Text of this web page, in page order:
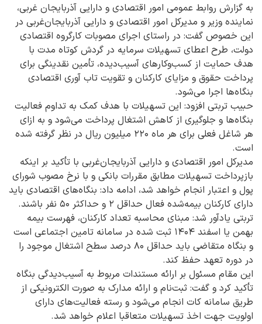
به گزارش روابط عمومی امور اقتصادی و دارایی آذربایجان غربی،
نماینده وزیر و مدیرکل امور اقتصادی و دارایی آذربایجان‌غربی در
این خصوص گفت: در راستای اجرای مصوبات کارگروه اقتصادی
دولت، طرح اعطای تسهیلات سرمایه در گردش کوتاه ‌مدت با
هدف حمایت از کسب‌وکارهای آسیب‌دیده، تأمین نقدینگی برای
پرداخت حقوق و مزایای کارکنان و تقویت تاب‌ آوری اقتصادی
بنگاه‌ها اجرا می‌شود.
حبیب تربتی افزود: این تسهیلات با هدف کمک به تداوم فعالیت
بنگاه‌ها و جلوگیری از کاهش اشتغال پرداخت می‌شود و به ازای
هر شاغل فعلی برای هر ماه ۲۲۰ میلیون ریال در نظر گرفته شده
است.
مدیرکل امور اقتصادی و دارایی آذربایجان‌غربی با تأکید بر اینکه
بازپرداخت تسهیلات مطابق مقررات بانکی و با نرخ مصوب شورای
پول و اعتبار انجام خواهد شد، ادامه داد: بنگاه‌های اقتصادی باید
دارای کارکنان بیمه‌شده فعال حداقل ۲ و حداکثر ۵۰ نفر باشند.
تربتی یادآور شد: مبنای محاسبه تعداد کارکنان، فهرست بیمه
بهمن یا اسفند ۱۴۰۴ ثبت شده در سامانه تامین اجتماعی است
و بنگاه متقاضی باید حداقل ۸۰ درصد سطح اشتغال موجود را
در دوره تعهد حفظ کند.
این مقام مسئول بر ارائه مستندات مربوط به آسیب‌دیدگی بنگاه
تأکید کرد و گفت: ثبت‌نام و ارائه مدارک به صورت الکترونیکی از
طریق سامانه کات انجام می‌شود و رسته فعالیت‌های دارای
اولویت جهت اخذ تسهیلات متعاقبا اعلام خواهد شد.